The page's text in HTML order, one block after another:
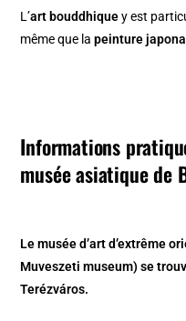
L’art bouddhiquey est
même que lapeinture
Informations
musée asiatique de
Le musée d’art d’extrême
Muveszeti museum) se
Terézváros.